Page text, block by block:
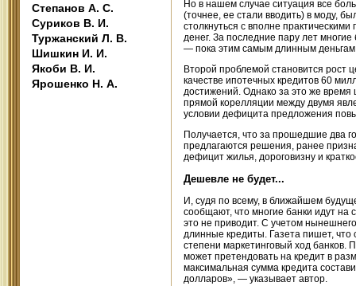
Степанов А. С.
Суриков В. И.
Туржанский Л. В.
Шишкин И. И.
Якоби В. И.
Ярошенко Н. А.
Но в нашем случае ситуация все
(точнее, ее стали вводить) в моду,
столкнуться с вполне
денег. За последние пару лет
— пока этим самым длинным деньгам
Второй проблемой становится рост
качестве ипотечных кредитов 60
достижений. Однако за это же
прямой корелляции между двумя
условии дефицита предложения
Получается, что за прошедшие два
предлагаются решения, ранее
дефицит жилья, дороговизну и
Дешевле не будет...
И, судя по всему, в ближайшем
сообщают, что многие банки идут на
это не приводит. С учетом
длинные кредиты. Газета пишет,
степени маркетинговый ход банков.
может претендовать на кредит в
максимальная сумма кредита
долларов», — указывает автор.